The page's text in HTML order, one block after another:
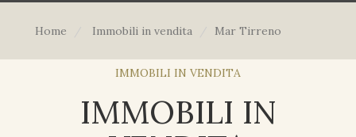
Home Immobili in vendita Mar Tirreno
IMMOBILI IN VENDITA
IMMOBILI IN